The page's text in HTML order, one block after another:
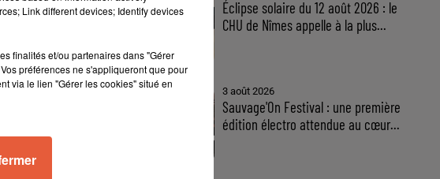
Rencontres.
7 à 77 ans,
Éclipse solaire du 12 août 2026 : le
CHU de Nîmes appelle à la plus...
3 août 2026
Sauvage'On Festival : une première
édition électro attendue au cœur...
Link different devices; Identify devices
finalités et/ou partenaires dans "Gérer
préférences ne s'appliqueront que pour
via le lien "Gérer les cookies" situé en